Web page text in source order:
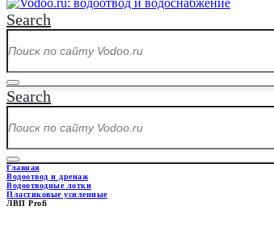
Search
Search
Главная
Водоотвод и дренаж
Водоотводные лотки
Пластиковые усиленные
ЛВП Profi